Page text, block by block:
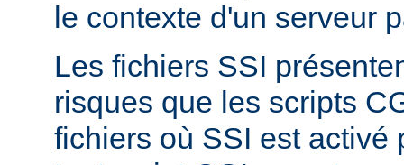
le contexte d'un serveur
Les fichiers SSI
risques que les scripts
fichiers où SSI est activé